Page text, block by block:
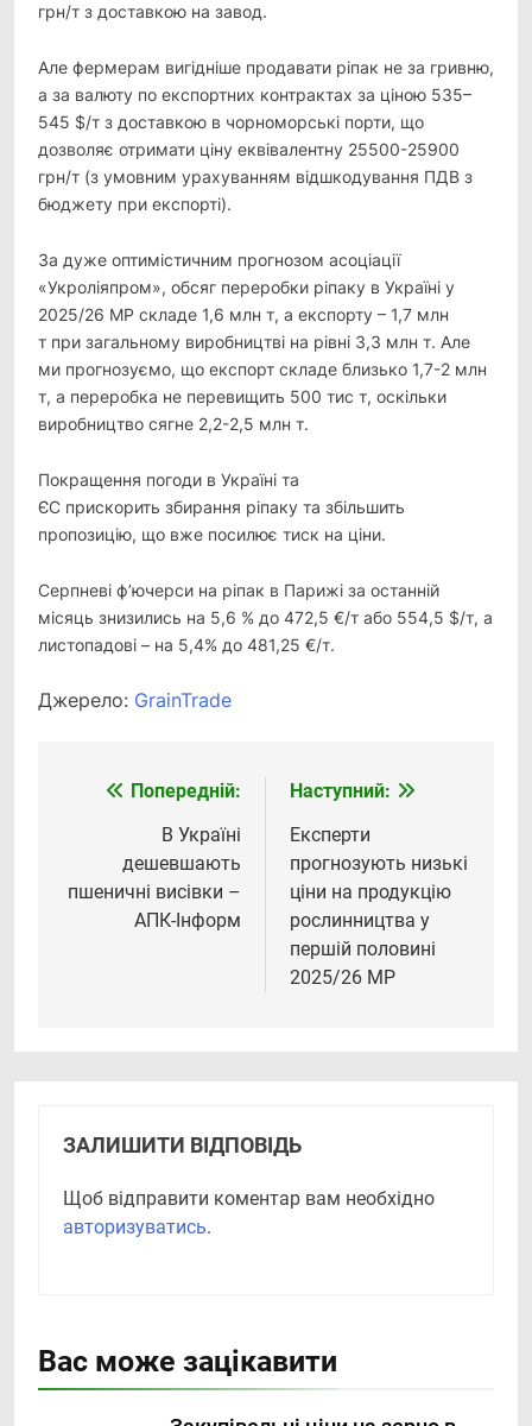
грн/т з доставкою на завод.
Але фермерам вигідніше продавати ріпак не за гривню,
а за валюту по експортних контрактах за ціною 535–
545 $/т з доставкою в чорноморські порти, що
дозволяє отримати ціну еквівалентну 25500-25900
грн/т (з умовним урахуванням відшкодування ПДВ з
бюджету при експорті).
За дуже оптимістичним прогнозом асоціації
«Укроліяпром», обсяг переробки ріпаку в Україні у
2025/26 МР складе 1,6 млн т, а експорту – 1,7 млн
т при загальному виробництві на рівні 3,3 млн т. Але
ми прогнозуємо, що експорт складе близько 1,7-2 млн
т, а переробка не перевищить 500 тис т, оскільки
виробництво сягне 2,2-2,5 млн т.
Покращення погоди в Україні та
ЄС прискорить збирання ріпаку та збільшить
пропозицію, що вже посилює тиск на ціни.
Серпневі ф’ючерси на ріпак в Парижі за останній
місяць знизились на 5,6 % до 472,5 €/т або 554,5 $/т, а
листопадові – на 5,4% до 481,25 €/т.
Джерело: GrainTrade
НавігаціяПопередній:
В Україні
дешевшають
пшеничні висівки –
АПК-Інформ
Наступний:
Експерти
прогнозують низькі
ціни на продукцію
рослинництва у
першій половині
2025/26 МР
ЗАЛИШИТИ ВІДПОВІДЬ
Щоб відправити коментар вам необхідно
авторизуватись.
Вас може зацікавити